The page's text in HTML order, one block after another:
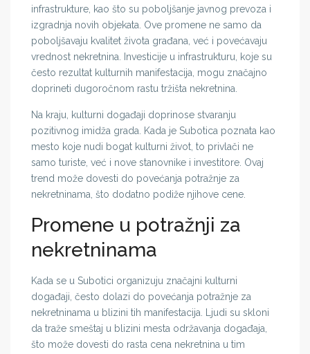
infrastrukture, kao što su poboljšanje javnog prevoza i
izgradnja novih objekata. Ove promene ne samo da
poboljšavaju kvalitet života građana, već i povećavaju
vrednost nekretnina. Investicije u infrastrukturu, koje su
često rezultat kulturnih manifestacija, mogu značajno
doprineti dugoročnom rastu tržišta nekretnina.
Na kraju, kulturni događaji doprinose stvaranju
pozitivnog imidža grada. Kada je Subotica poznata kao
mesto koje nudi bogat kulturni život, to privlači ne
samo turiste, već i nove stanovnike i investitore. Ovaj
trend može dovesti do povećanja potražnje za
nekretninama, što dodatno podiže njihove cene.
Promene u potražnji za
nekretninama
Kada se u Subotici organizuju značajni kulturni
događaji, često dolazi do povećanja potražnje za
nekretninama u blizini tih manifestacija. Ljudi su skloni
da traže smeštaj u blizini mesta održavanja događaja,
što može dovesti do rasta cena nekretnina u tim